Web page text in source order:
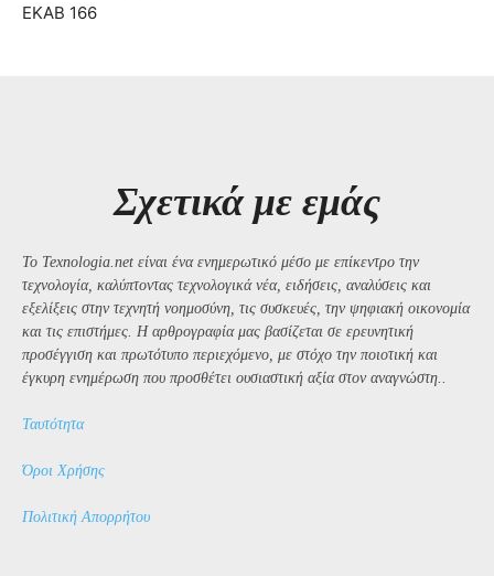
ΕΚΑΒ 166
Σχετικά με εμάς
Το Texnologia.net είναι ένα ενημερωτικό μέσο με επίκεντρο την
τεχνολογία, καλύπτοντας τεχνολογικά νέα, ειδήσεις, αναλύσεις και
εξελίξεις στην τεχνητή νοημοσύνη, τις συσκευές, την ψηφιακή οικονομία
και τις επιστήμες. Η αρθρογραφία μας βασίζεται σε ερευνητική
προσέγγιση και πρωτότυπο περιεχόμενο, με στόχο την ποιοτική και
έγκυρη ενημέρωση που προσθέτει ουσιαστική αξία στον αναγνώστη..
Ταυτότητα
Όροι Χρήσης
Πολιτική Απορρήτου